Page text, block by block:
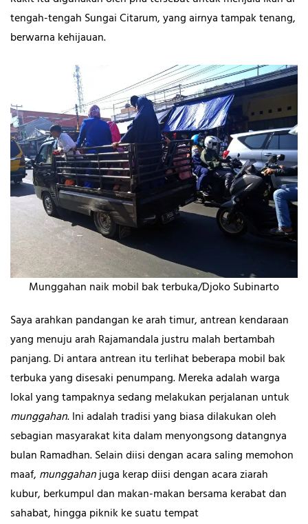
tengah-tengah Sungai Citarum, yang airnya tampak tenang,
berwarna kehijauan.
Munggahan naik mobil bak terbuka/Djoko Subinarto
Saya arahkan pandangan ke arah timur, antrean kendaraan
yang menuju arah Rajamandala justru malah bertambah
panjang. Di antara antrean itu terlihat beberapa mobil bak
terbuka yang disesaki penumpang. Mereka adalah warga
lokal yang tampaknya sedang melakukan perjalanan untuk
munggahan. Ini adalah tradisi yang biasa dilakukan oleh
sebagian masyarakat kita dalam menyongsong datangnya
bulan Ramadhan. Selain diisi dengan acara saling memohon
maaf, munggahanjuga kerap diisi dengan acara ziarah
kubur, berkumpul dan makan-makan bersama kerabat dan
sahabat, hingga piknik ke suatu tempat